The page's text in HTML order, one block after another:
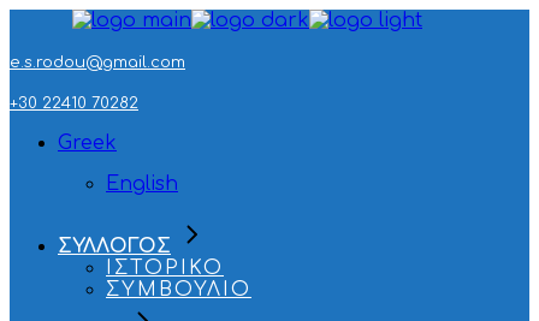
the
e.s.rodou@gmail.com
+30 22410 70282
Greek
English
ΣΥΛΛΟΓΟΣ
ΙΣΤΟΡΙΚΟ
ΣΥΜΒΟΥΛΙΟ